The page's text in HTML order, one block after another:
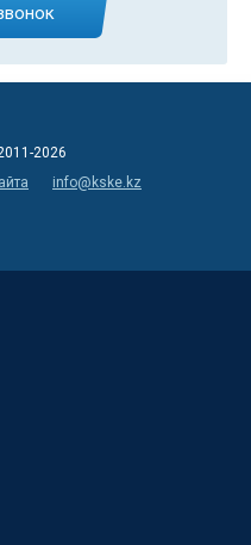
2026
info@kske.kz